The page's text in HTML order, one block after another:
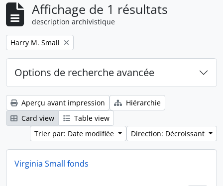
Affichage de 1 résultats
description archivistique
Remove filter:
Harry M. Small
Options de recherche avancée
Aperçu avant impression
Hiérarchie
Card view
Table view
Trier par: Date modifiée
Direction: Décroissant
Virginia Small fonds